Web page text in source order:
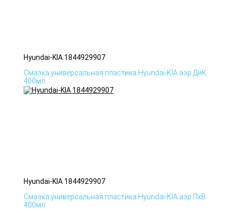
Hyundai-KIA 1844929907
Смазка универсальная пластика Hyundai-KIA аэр ДиК
400мл
Hyundai-KIA 1844929907
Смазка универсальная пластика Hyundai-KIA аэр ПхВ
400мл